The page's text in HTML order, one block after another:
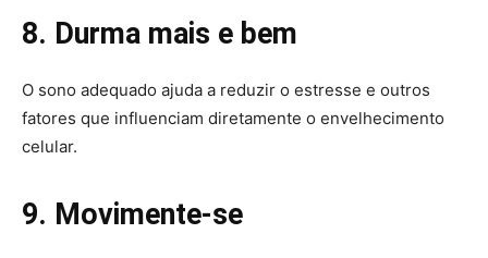
8. Durma mais e bem
O sono adequado ajuda a reduzir o estresse e outros
fatores que influenciam diretamente o envelhecimento
celular.
9. Movimente-se